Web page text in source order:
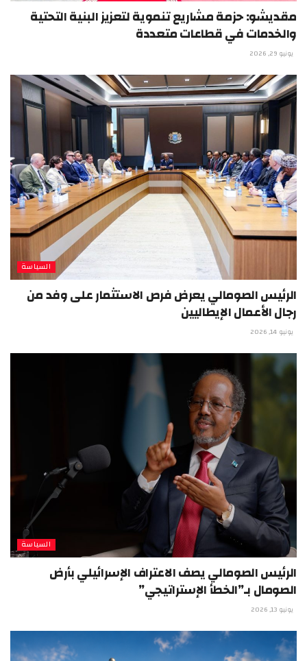
مقديشو: حزمة مشاريع تنموية لتعزيز البنية التحتية
والخدمات في قطاعات متعددة
يونيو 29, 2026
السياسة
الرئيس الصومالي يعرض فرص الاستثمار على وفد من
رجال الأعمال الإيطاليين
يونيو 14, 2026
السياسة
الرئيس الصومالي يصف الاعتراف الإسرائيلي بأرض
الصومال بـ”الخطأ الإستراتيجي”
يونيو 13, 2026